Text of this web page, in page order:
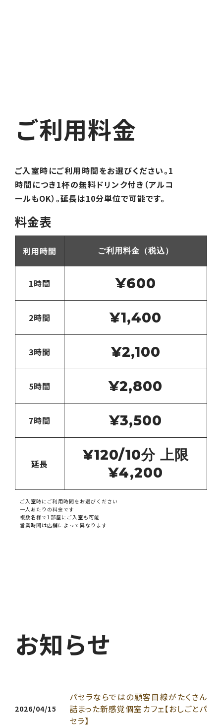
ご利用料金
ご入室時にご利用時間をお選びください。1
時間につき1杯の無料ドリンク付き（アルコ
ールもOK）。延長は10分単位で可能です。
料金表
利用時間 ご利用料金（税込）
1時間 ¥600
2時間 ¥1,400
3時間 ¥2,100
5時間 ¥2,800
7時間 ¥3,500
延長
¥120/10分 上限
¥4,200
ご入室時にご利用時間をお選びください
一人あたりの料金です
複数名様で1部屋にご入室も可能
営業時間は店舗によって異なります
お知らせ
2026/04/15
パセラならではの顧客目線がたくさん
詰まった新感覚個室カフェ【おしごとパ
セラ】